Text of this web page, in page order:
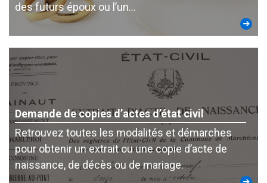
des futurs époux ou l’un…
Demande de copies d’actes d’état civil
Retrouvez toutes les modalités et démarches
pour obtenir un extrait ou une copie d’acte de
naissance, de décès ou de mariage.